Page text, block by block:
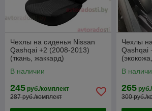
Чехлы на сиденья Nissan
Qashqai +2 (2008-2013)
(ткань, жаккард)
В наличии
245 руб./комплект
287 руб./комплект
Чехлы
Qashqai
В
265
300 руб./